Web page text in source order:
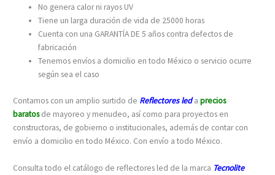
No genera calor ni rayos UV
Tiene un larga duración de vida de 25000 horas
Cuenta con una GARANTÍA DE 5 años contra defectos de
fabricación
Tenemos envíos a domicilio en todo México o servicio ocurre
según sea el caso
Contamos con un amplio surtido de Reflectores leda precios
baratosde mayoreo y menudeo, así como para proyectos en
constructoras, de gobierno o institucionales, además de contar con
envío a domicilio en todo México. Con envío a todo México.
Consulta todo el catálogo de reflectores led de la marca Tecnolite